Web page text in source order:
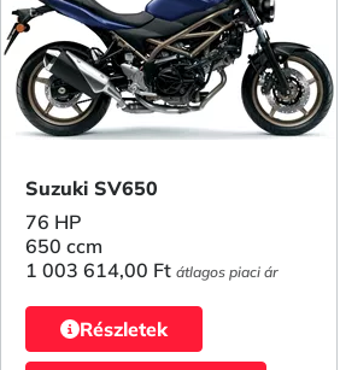
Suzuki SV650
76 HP
650 ccm
1 003 614,00 Ft átlagos piaci ár
Részletek